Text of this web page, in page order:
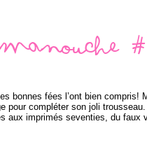
bonnes fées l’ont bien compris!
pour compléter son joli
aux imprimés seventies, du faux